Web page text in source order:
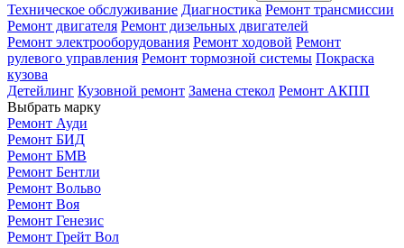
Техническое обслуживание Диагностика Ремонт трансмиссии
Ремонт двигателя Ремонт дизельных двигателей
Ремонт электрооборудования Ремонт ходовой Ремонт
рулевого управления Ремонт тормозной системы Покраска
кузова
Детейлинг Кузовной ремонт Замена стекол Ремонт АКПП
Выбрать марку
Ремонт Ауди
Ремонт БИД
Ремонт БМВ
Ремонт Бентли
Ремонт Вольво
Ремонт Воя
Ремонт Генезис
Ремонт Грейт Вол